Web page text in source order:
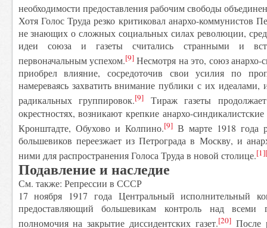
необходимости предоставления рабочим свободы
Хотя Голос Труда резко критиковал анархо-коммунистов
не знающих о сложных социальных силах революции,
идеи союза и газеты считались странными и
первоначальным успехом.[9] Несмотря на это, союз анархо-
приобрел влияние, сосредоточив свои усилия по
намереваясь захватить внимание публики с их идеалами,
радикальных группировок.[9] Тираж газеты
окрестностях, возникают крепкие анархо-
Кронштадте, Обухово и Колпино.[9]В марте 1918 года
большевиков переезжает из Петрограда в Москву, и
ними для распространения Голоса Труда в новой столице.[1]
Подавление и наследие
См. также: Репрессии в СССР
17 ноября 1917 года Центральный исполнительный
предоставляющий большевикам контроль над всеми
полномочия на закрытие диссидентских газет.[20] После